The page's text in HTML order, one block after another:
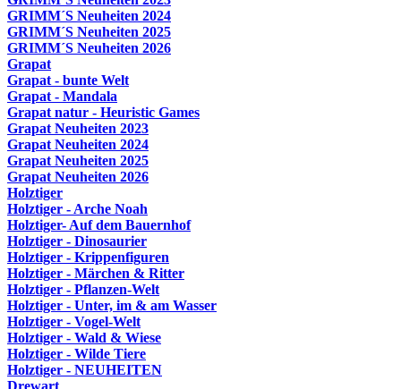
GRIMM´S Neuheiten 2024
GRIMM´S Neuheiten 2025
GRIMM´S Neuheiten 2026
Grapat
Grapat - bunte Welt
Grapat - Mandala
Grapat natur - Heuristic Games
Grapat Neuheiten 2023
Grapat Neuheiten 2024
Grapat Neuheiten 2025
Grapat Neuheiten 2026
Holztiger
Holztiger - Arche Noah
Holztiger- Auf dem Bauernhof
Holztiger - Dinosaurier
Holztiger - Krippenfiguren
Holztiger - Märchen & Ritter
Holztiger - Pflanzen-Welt
Holztiger - Unter, im & am Wasser
Holztiger - Vogel-Welt
Holztiger - Wald & Wiese
Holztiger - Wilde Tiere
Holztiger - NEUHEITEN
Drewart